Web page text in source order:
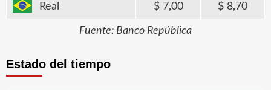
Real 7,00 8,70
Fuente: Banco República
Estado del tiempo